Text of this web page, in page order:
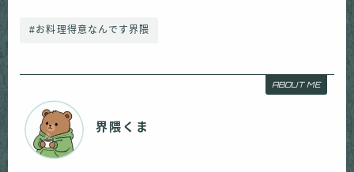
#お料理得意なんです界隈
ABOUT ME
界隈くま